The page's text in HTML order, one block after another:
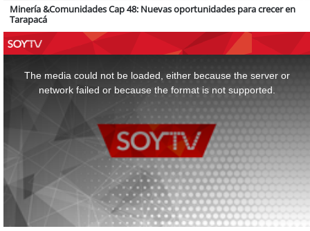
Minería &Comunidades Cap 48: Nuevas oportunidades para crecer en
Tarapacá
The media could not be loaded, either because the server or
network failed or because the format is not supported.